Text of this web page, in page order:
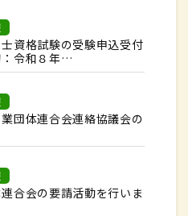
資格試験の受験申込受付
：令和８年…
団体連合会連絡協議会の
合会の要請活動を行いま